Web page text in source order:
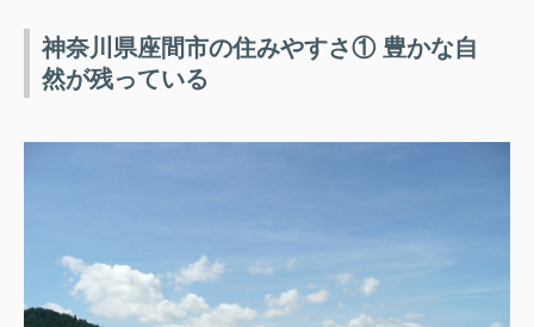
神奈川県座間市の住みやすさ① 豊かな自
然が残っている